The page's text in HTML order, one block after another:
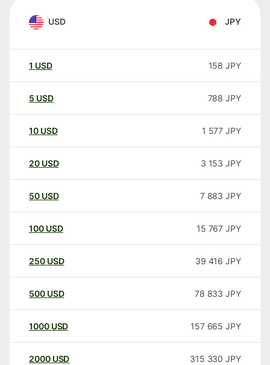
USD JPY
1 USD 158 JPY
5 USD 788 JPY
10 USD 1 577 JPY
20 USD 3 153 JPY
50 USD 7 883 JPY
100 USD 15 767 JPY
250 USD 39 416 JPY
500 USD 78 833 JPY
1000 USD 157 665 JPY
2000 USD 315 330 JPY